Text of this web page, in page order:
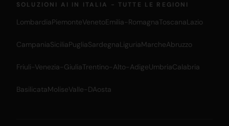
SOLUZIONI AI IN ITALIA - TUTTE LE REGIONI
LombardiaPiemonteVenetoEmilia-RomagnaToscanaLazio
CampaniaSiciliaPugliaSardegnaLiguriaMarcheAbruzzo
Friuli-Venezia-GiuliaTrentino-Alto-AdigeUmbriaCalabria
BasilicataMoliseValle-DAosta